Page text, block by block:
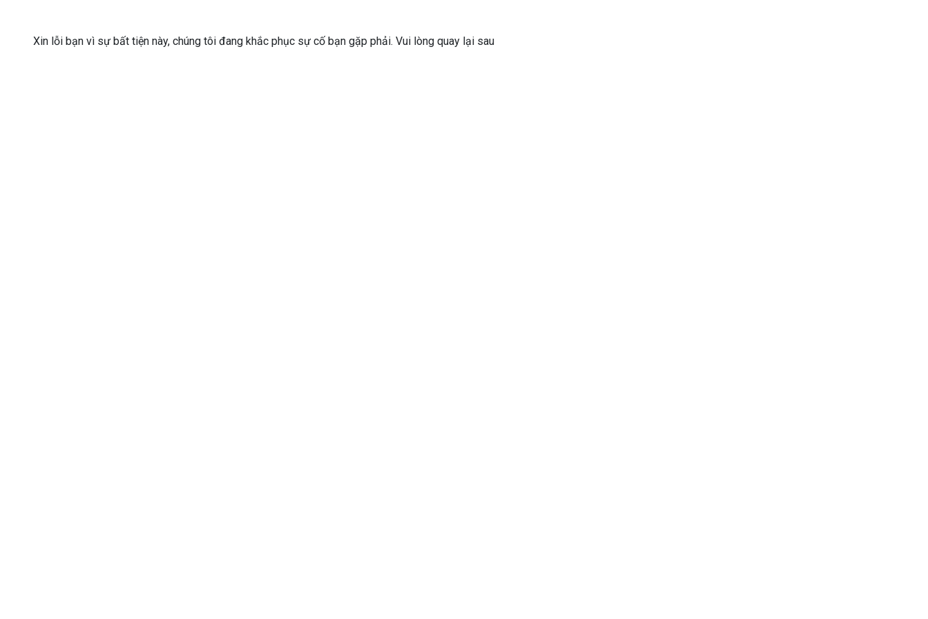
Xin lỗi bạn vì sự bất tiện này, chúng tôi đang khắc phục sự cố bạn gặp phải. Vui lòng quay lại sau